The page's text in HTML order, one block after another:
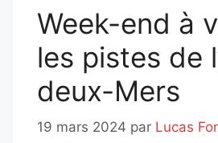
Week-end à
les pistes de
deux-Mers
19 mars 2024 par Lucas